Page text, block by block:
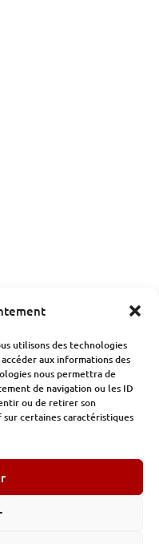
utilisons des technologies
aux informations des
nous permettra de
de navigation ou les ID
ou de retirer son
certaines caractéristiques
32/34 avenue
de confidentialité